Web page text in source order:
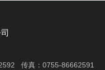
传真：0755-86662591